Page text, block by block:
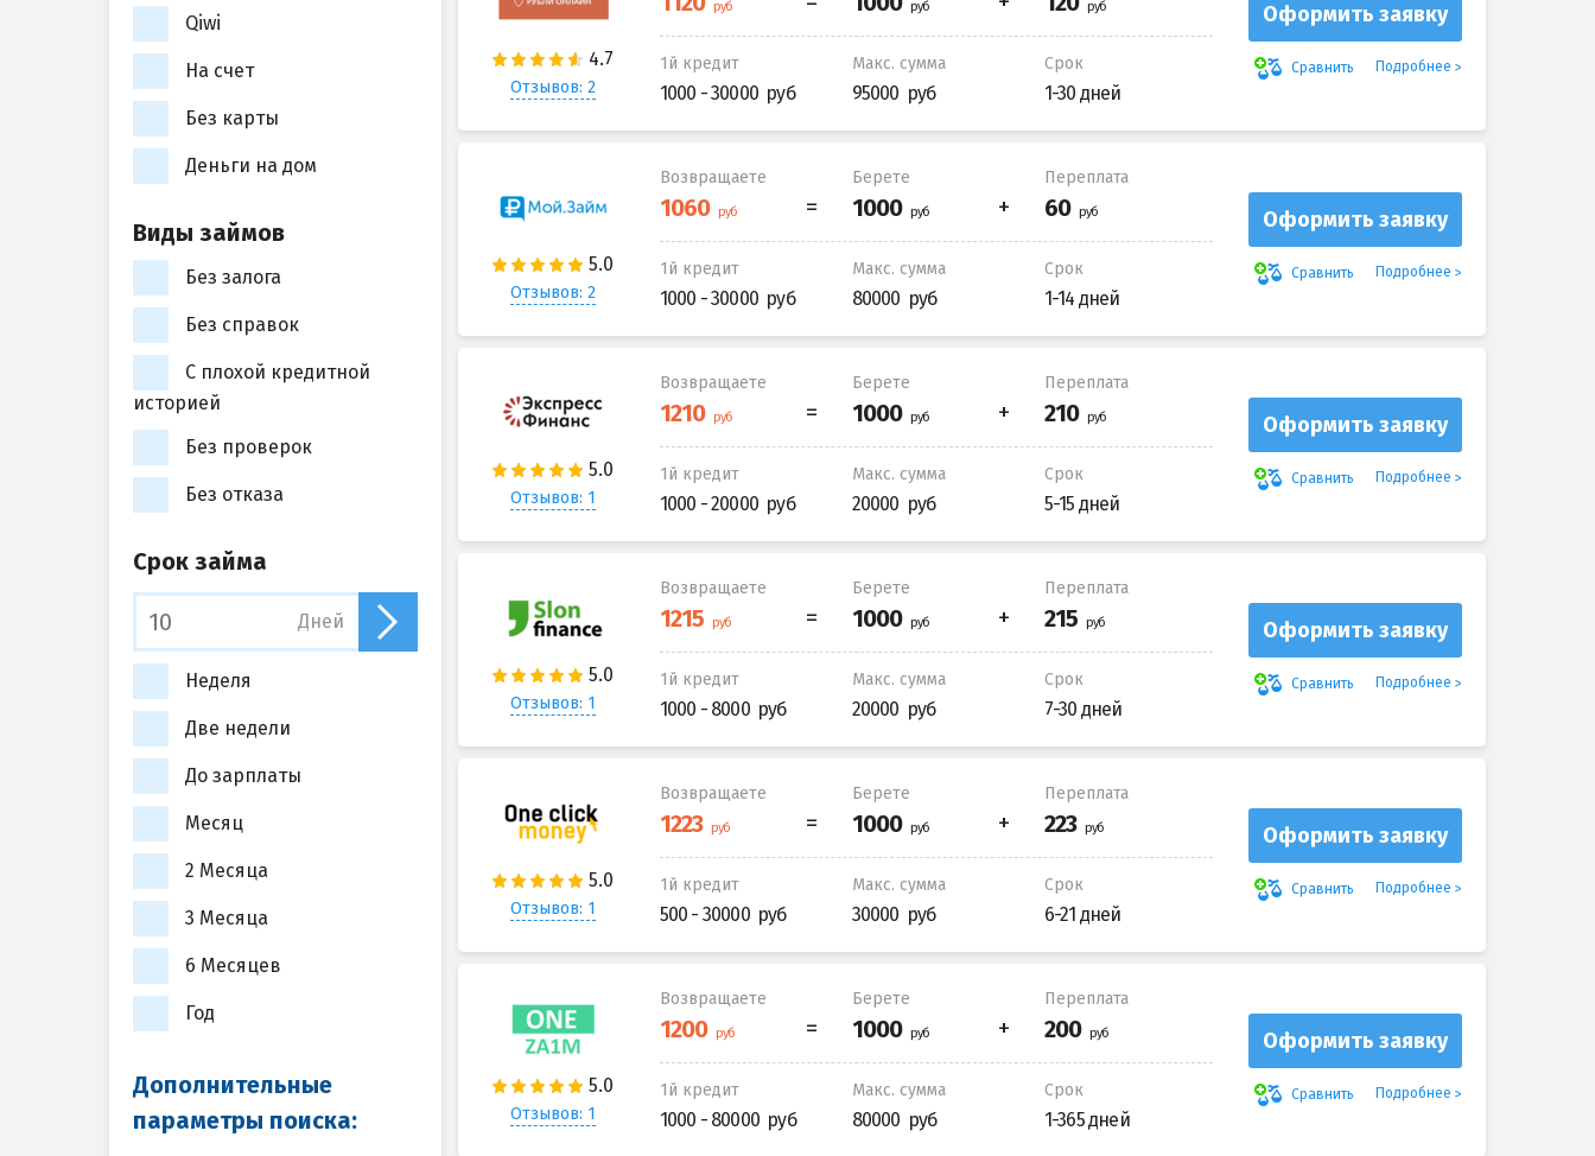
Отзывов: 2
1й кредит
1000 - 30000
Макс. сумма
95000
Срок
1-30 дней
Оформить заявку
Сравнить Подробнее
Отзывов: 2
Возвращаете Берете Переплата
1й кредит
1000 - 30000
Макс. сумма
80000
Срок
1-14 дней
Оформить заявку
Сравнить Подробнее
Отзывов: 1
Возвращаете Берете Переплата
1й кредит
1000 - 20000
Макс. сумма
20000
Срок
5-15 дней
Оформить заявку
Сравнить Подробнее
Отзывов: 1
Возвращаете Берете Переплата
1й кредит
1000 - 8000
Макс. сумма
20000
Срок
7-30 дней
Оформить заявку
Сравнить Подробнее
Отзывов: 1
Возвращаете Берете Переплата
1й кредит
500 - 30000
Макс. сумма
30000
Срок
6-21 дней
Оформить заявку
Сравнить Подробнее
Отзывов: 1
Возвращаете Берете Переплата
1й кредит
1000 - 80000
Макс. сумма
80000
Срок
1-365 дней
Оформить заявку
Сравнить Подробнее
Qiwi
На счет
Без карты
Деньги на дом
Виды займов
Без залога
Без справок
С плохой кредитной
историей
Без проверок
Без отказа
Срок займа
Дней
Неделя
Две недели
До зарплаты
Месяц
2 Месяца
3 Месяца
6 Месяцев
Год
Дополнительные
параметры поиска: